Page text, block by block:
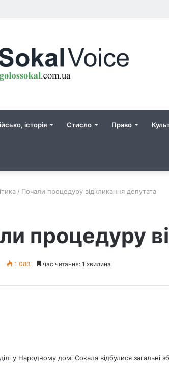
історія Стисло Право
/ Почали процедуру відкликання депутата
процедуру
1 083 час читання: 1 хвилина
у Народному домі Сокаля відбулися загальні